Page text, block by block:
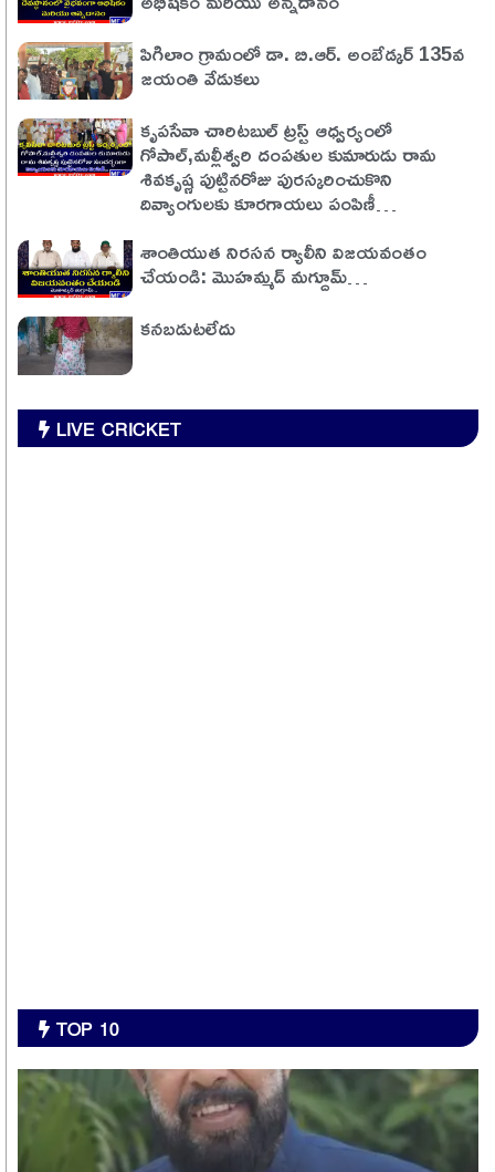
పిగిలాం గ్రామంలో డా. బి.ఆర్. అంబేడ్కర్ 135వ
జయంతి వేడుకలు
కృపసేవా చారిటబుల్ ట్రస్ట్ ఆధ్వర్యంలో
గోపాల్,మల్లీశ్వరి దంపతుల కుమారుడు రామ
శివకృష్ణ పుట్టినరోజు పురస్కరించుకొని
దివ్యాంగులకు కూరగాయలు పంపిణీ…
శాంతియుత నిరసన ర్యాలీని విజయవంతం
చేయండి: మొహమ్మద్ మగ్దూమ్…
కనబడుటలేదు
LIVE CRICKET
TOP 10